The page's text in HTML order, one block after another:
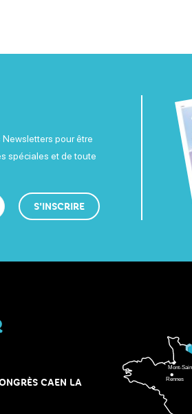
pour être
spéciales et de toute
S'INSCRIRE
CAEN LA